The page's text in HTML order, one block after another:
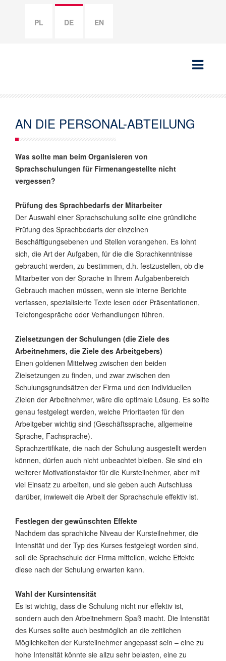
PL DE EN
AN DIE PERSONAL-ABTEILUNG
Was sollte man beim Organisieren von
Sprachschulungen für Firmenangestellte nicht
vergessen?
Prüfung des Sprachbedarfs der Mitarbeiter
Der Auswahl einer Sprachschulung sollte eine gründliche
Prüfung des Sprachbedarfs der einzelnen
Beschäftigungsebenen und Stellen vorangehen. Es lohnt
sich, die Art der Aufgaben, für die die Sprachkenntnisse
gebraucht werden, zu bestimmen, d.h. festzustellen, ob die
Mitarbeiter von der Sprache in Ihrem Aufgabenbereich
Gebrauch machen müssen, wenn sie interne Berichte
verfassen, spezialisierte Texte lesen oder Präsentationen,
Telefongespräche oder Verhandlungen führen.
Zielsetzungen der Schulungen (die Ziele des
Arbeitnehmers, die Ziele des Arbeitgebers)
Einen goldenen Mittelweg zwischen den beiden
Zielsetzungen zu finden, und zwar zwischen den
Schulungsgrundsätzen der Firma und den individuellen
Zielen der Arbeitnehmer, wäre die optimale Lösung. Es sollte
genau festgelegt werden, welche Prioritaeten für den
Arbeitgeber wichtig sind (Geschäftssprache, allgemeine
Sprache, Fachsprache).
Sprachzertifikate, die nach der Schulung ausgestellt werden
können, dürfen auch nicht unbeachtet bleiben. Sie sind ein
weiterer Motivationsfaktor für die Kursteilnehmer, aber mit
viel Einsatz zu arbeiten, und sie geben auch Aufschluss
darüber, inwieweit die Arbeit der Sprachschule effektiv ist.
Festlegen der gewünschten Effekte
Nachdem das sprachliche Niveau der Kursteilnehmer, die
Intensität und der Typ des Kurses festgelegt worden sind,
soll die Sprachschule der Firma mitteilen, welche Effekte
diese nach der Schulung erwarten kann.
Wahl der Kursintensität
Es ist wichtig, dass die Schulung nicht nur effektiv ist,
sondern auch den Arbeitnehmern Spaß macht. Die Intensität
des Kurses sollte auch bestmöglich an die zeitlichen
Möglichkeiten der Kursteilnehmer angepasst sein – eine zu
hohe Intensität könnte sie allzu sehr belasten, eine zu